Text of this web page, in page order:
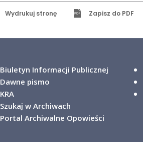
Wydrukuj stronę Zapisz do PDF
Biuletyn Informacji Publicznej
Dawne pismo
KRA
Szukaj w Archiwach
Portal Archiwalne Opowieści